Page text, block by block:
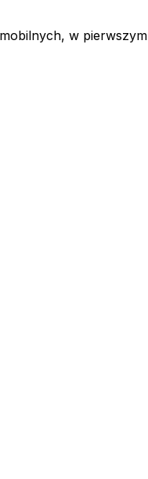
w pierwszym